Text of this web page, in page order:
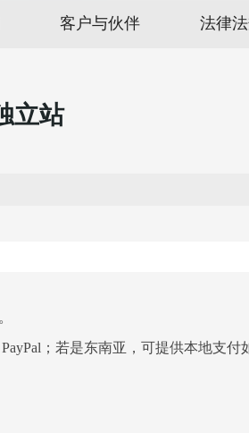
客户与伙伴 法律
立站
；若是东南亚，可提供本地支付如